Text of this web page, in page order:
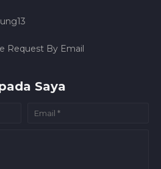
Request By Email
Saya